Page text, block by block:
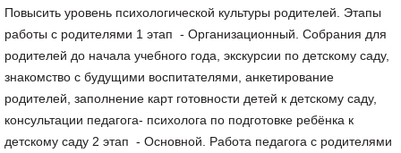
Повысить уровень психологической культуры родителей. Этапы
работы с родителями 1 этап - Организационный. Собрания для
родителей до начала учебного года, экскурсии по детскому саду,
знакомство с будущими воспитателями, анкетирование
родителей, заполнение карт готовности детей к детскому саду,
консультации педагога- психолога по подготовке ребёнка к
детскому саду 2 этап - Основной. Работа педагога с родителями